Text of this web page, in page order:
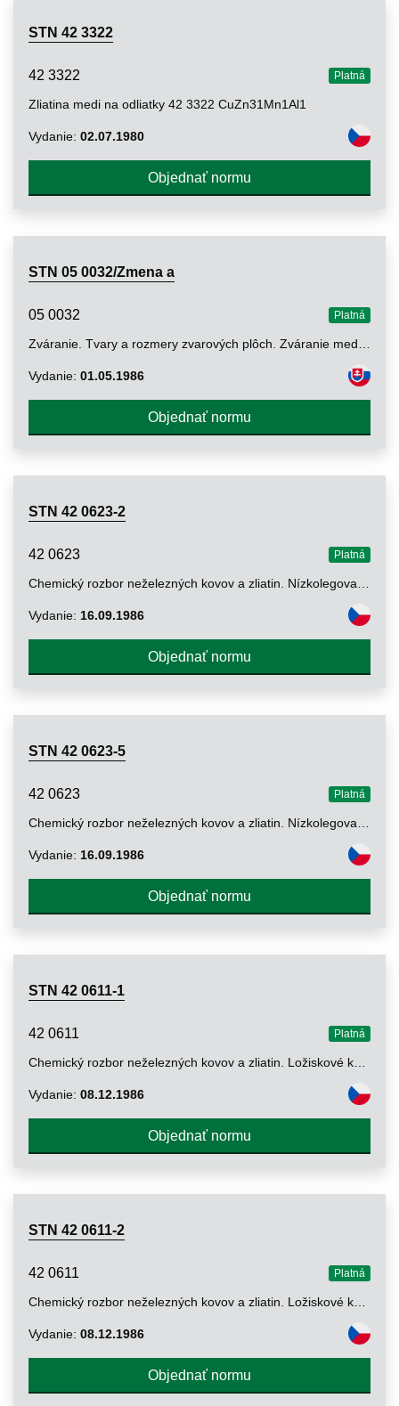
STN 42 3322
42 3322 Platná
Zliatina medi na odliatky 42 3322 CuZn31Mn1Al1
Vydanie: 02.07.1980
Objednať normu
STN 05 0032/Zmena a
05 0032 Platná
Vydanie: 01.05.1986
Objednať normu
STN 42 0623-2
42 0623 Platná
Vydanie: 16.09.1986
Objednať normu
STN 42 0623-5
42 0623 Platná
Vydanie: 16.09.1986
Objednať normu
STN 42 0611-1
42 0611 Platná
Vydanie: 08.12.1986
Objednať normu
STN 42 0611-2
42 0611 Platná
Vydanie: 08.12.1986
Objednať normu